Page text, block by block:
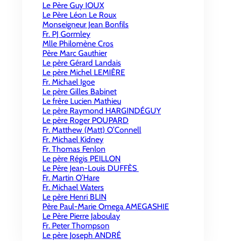
Le Père Guy IOUX
Le Père Léon Le Roux
Monseigneur Jean Bonfils
Fr. PJ Gormley
Mlle Philomène Cros
Père Marc Gauthier
Le père Gérard Landais
Le père Michel LEMIÈRE
Fr. Michael Igoe
Le père Gilles Babinet
Le frère Lucien Mathieu
Le père Raymond HARGINDÉGUY
Le père Roger POUPARD
Fr. Matthew (Matt) O’Connell
Fr. Michael Kidney
Fr. Thomas Fenlon
Le père Régis PEILLON
Le Père Jean-Louis DUFFÈS
Fr. Martin O’Hare
Fr. Michael Waters
Le père Henri BLIN
Père Paul-Marie Omega AMEGASHIE
Le Père Pierre Jaboulay
Fr. Peter Thompson
Le père Joseph ANDRÉ